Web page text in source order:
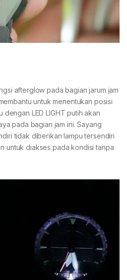
afterglow pada bagian jarum jam
untuk menentukan posisi
dengan LED LIGHT putih akan
pada bagian jam ini. Sayang
tidak diberikan lampu tersendiri
untuk diakses pada kondisi tanpa